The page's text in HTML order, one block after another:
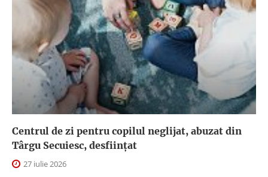
Centrul de zi pentru copilul neglijat, abuzat din
Târgu Secuiesc, desfiinţat
27 iulie 2026